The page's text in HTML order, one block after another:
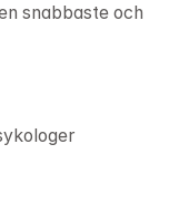
snabbaste och